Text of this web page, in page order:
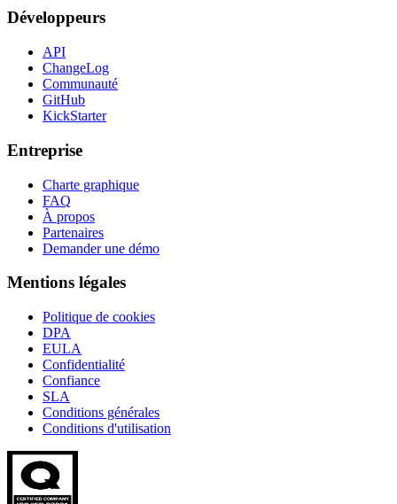
Développeurs
API
ChangeLog
Communauté
GitHub
KickStarter
Entreprise
Charte graphique
FAQ
À propos
Partenaires
Demander une démo
Mentions légales
Politique de cookies
DPA
EULA
Confidentialité
Confiance
SLA
Conditions générales
Conditions d'utilisation